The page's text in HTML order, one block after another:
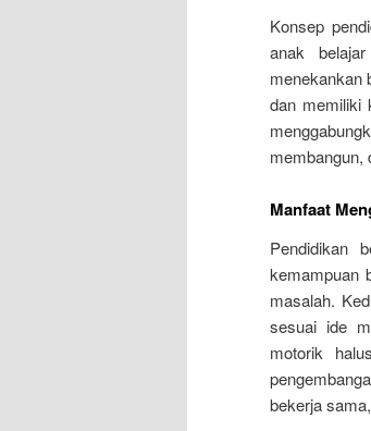
Konsep
anak
menekankan
dan memiliki
membangun,
Manfaat
Pendidikan
kemampuan
masalah.
sesuai ide
motorik
bekerja